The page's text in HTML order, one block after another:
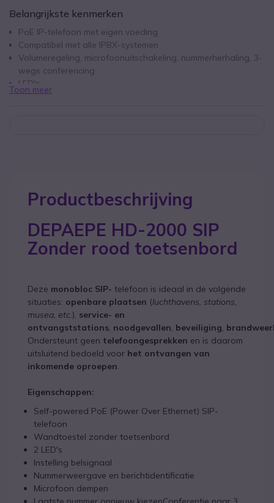
Belangrijkste kenmerken
PoE IP-telefoon met eigen voeding
Compatibel met alle IPBX-systemen
Volumeregeling, microfoonuitschakeling, nummerherhaling, 3-
wegs conferencing
LED's
Geen toetsenbord
Toon meer
Productbeschrijving
DEPAEPE HD-2000 SIP
Zonder rood toetsenbord
Deze monobloc SIP- telefoon is ideaal in de volgende
situaties: openbare plaatsen (luchthavens, stations,
musea, etc.), service- en
ontvangststations, noodgevallen, beveiliging,
Ondersteunt geen telefoongesprekken en is daarom
uitsluitend bedoeld voor het ontvangen van
inkomende oproepen.
Eigenschappen:
Self-powered PoE (Power Over Ethernet) SIP-
telefoon
Wandtoestel zonder toetsenbord
2 LED's
Instelling belsignaal
Nummerweergave en berichtidentificatie
Microfoon dempen